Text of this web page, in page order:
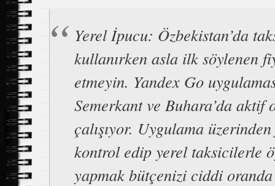
Yerel İpucu: Özbekistan’da
kullanırken asla ilk söylenen
etmeyin. Yandex Go
Semerkant ve Buhara’da aktif
çalışıyor. Uygulama
kontrol edip yerel taksicilerle
yapmak bütçenizi ciddi oranda